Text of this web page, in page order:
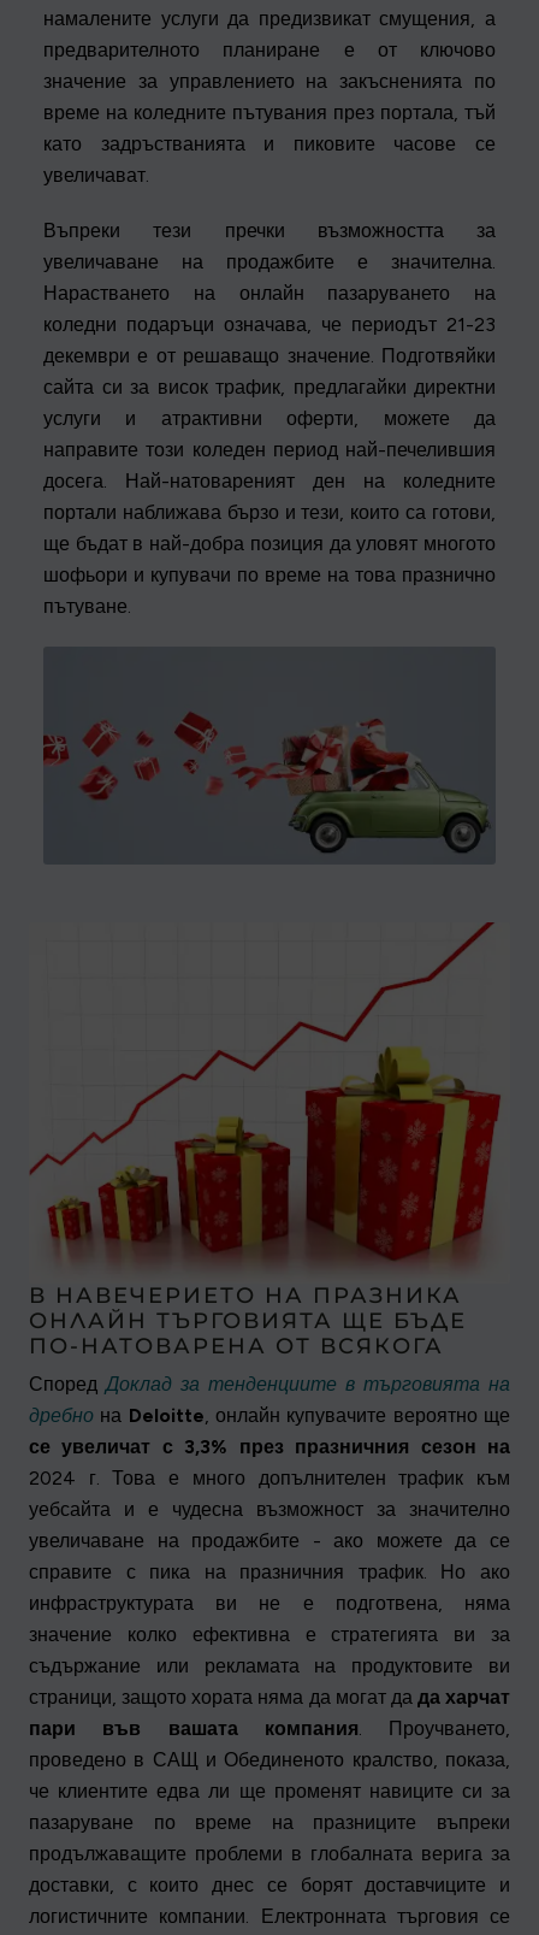
намалените услуги да предизвикат смущения, а
предварителното планиране е от ключово
значение за управлението на закъсненията по
време на коледните пътувания през портала, тъй
като задръстванията и пиковите часове се
увеличават.
Въпреки тези пречки възможността за
увеличаване на продажбите е значителна.
Нарастването на онлайн пазаруването на
коледни подаръци означава, че периодът 21-23
декември е от решаващо значение. Подготвяйки
сайта си за висок трафик, предлагайки директни
услуги и атрактивни оферти, можете да
направите този коледен период най-печелившия
досега. Най-натовареният ден на коледните
портали наближава бързо и тези, които са готови,
ще бъдат в най-добра позиция да уловят многото
шофьори и купувачи по време на това празнично
пътуване.
В НАВЕЧЕРИЕТО НА ПРАЗНИКА
ОНЛАЙН ТЪРГОВИЯТА ЩЕ БЪДЕ
ПО-НАТОВАРЕНА ОТ ВСЯКОГА
СпоредДоклад за тенденциите в търговията на
дребно на Deloitte, онлайн купувачите вероятно ще
се увеличат с 3,3% през празничния сезон на
2024 г. Това е много допълнителен трафик към
уебсайта и е чудесна възможност за значително
увеличаване на продажбите - ако можете да се
справите с пика на празничния трафик. Но ако
инфраструктурата ви не е подготвена, няма
значение колко ефективна е стратегията ви за
съдържание или рекламата на продуктовите ви
страници, защото хората няма да могат да да харчат
пари във вашата компания. Проучването,
проведено в САЩ и Обединеното кралство, показа,
че клиентите едва ли ще променят навиците си за
пазаруване по време на празниците въпреки
продължаващите проблеми в глобалната верига за
доставки, с които днес се борят доставчиците и
логистичните компании. Електронната търговия се